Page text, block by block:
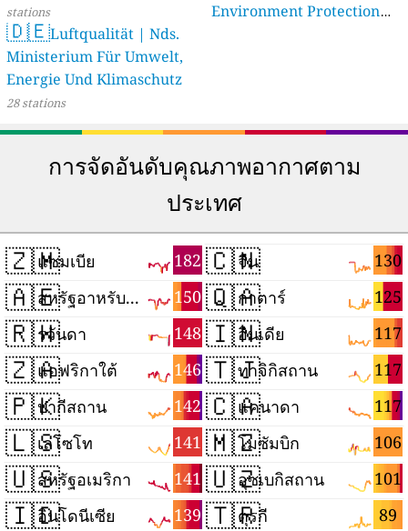
stations
🇩🇪Luftqualität | Nds.
Ministerium Für Umwelt,
Energie Und Klimaschutz
28 stations
Environment Protection
การจัดอันดับคุณภาพอากาศตาม
ประเทศ
🇿🇲 182
แซมเบีย
🇦🇪 150
สหรัฐอาหรับเอมิเรตส์
🇷🇼 148
รวันดา
🇿🇦 146
แอฟริกาใต้
🇵🇰 142
ปากีสถาน
🇱🇸 141
เลโซโท
🇺🇸 141
สหรัฐอเมริกา
🇮🇩 139
อินโดนีเซีย
🇨🇳 130
จีน
🇶🇦 125
กาตาร์
🇮🇳 117
อินเดีย
🇹🇯 117
ทาจิกิสถาน
🇨🇦 117
แคนาดา
🇲🇿 106
โมซัมบิก
🇺🇿 101
อุซเบกิสถาน
🇹🇷 89
ตุรกี